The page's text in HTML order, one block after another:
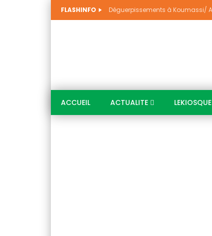
FLASHINFO
ACCUEIL ACTUALITE LEKIOSQUE